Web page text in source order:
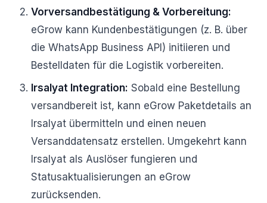
Vorversandbestätigung & Vorbereitung:
eGrow kann Kundenbestätigungen (z. B. über
die WhatsApp Business API) initiieren und
Bestelldaten für die Logistik vorbereiten.
Irsalyat Integration: Sobald eine Bestellung
versandbereit ist, kann eGrow Paketdetails an
Irsalyat übermitteln und einen neuen
Versanddatensatz erstellen. Umgekehrt kann
Irsalyat als Auslöser fungieren und
Statusaktualisierungen an eGrow
zurücksenden.